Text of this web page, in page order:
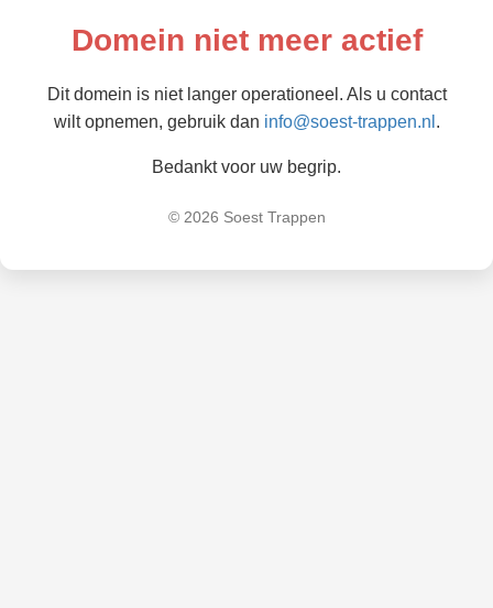
Domein niet meer actief
Dit domein is niet langer operationeel. Als u contact
wilt opnemen, gebruik dan info@soest-trappen.nl .
Bedankt voor uw begrip.
© 2026 Soest Trappen